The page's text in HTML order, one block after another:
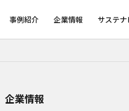
事例紹介 企業情報 サステナ
企業情報